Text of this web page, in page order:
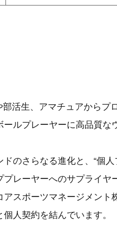
活生、アマチュアからプ
ルプレーヤーに高品質な
のさらなる進化と、“個
プレーヤーへのサプライ
アスポーツマネージメン
人契約を結んでいます。